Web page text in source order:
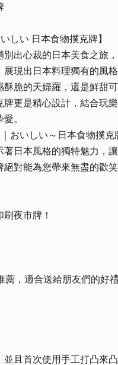
しい 日本食物撲克牌】
出心裁的日本美食之旅
現出日本料理獨有的風格
脆的天婦羅，還是鮮甜
牌更是精心設計，結合玩
。
おいしい～日本食物撲
日本風格的獨特魅力，
對能為您帶來無盡的歡笑
夜市牌！
，適合送給朋友們的好禮
且首次使用手工打凸來